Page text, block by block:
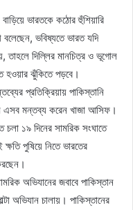
ভারতকে কঠোর হুঁশিয়ারি
বলেছেন, ভবিষ্যতে ভারত যদি
তাহলে দিল্লির মানচিত্র ও ভূগোল
হওয়ার ঝুঁকিতে পড়বে।
প্রতিক্রিয়ায় পাকিস্তানি
এসব মন্তব্য করেন খাজা আসিফ।
১৯ দিনের সামরিক সংঘাতে
পুষিয়ে নিতে ভারতের
অভিযানের জবাবে পাকিস্তান
অভিযান চালায়। পাকিস্তানের